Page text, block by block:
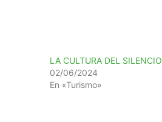
LA CULTURA DEL SILENCIO
02/06/2024
En «Turismo»